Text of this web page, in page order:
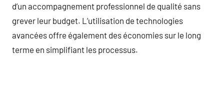
d’un accompagnement professionnel de qualité sans
grever leur budget. L’utilisation de technologies
avancées offre également des économies sur le long
terme en simplifiant les processus.